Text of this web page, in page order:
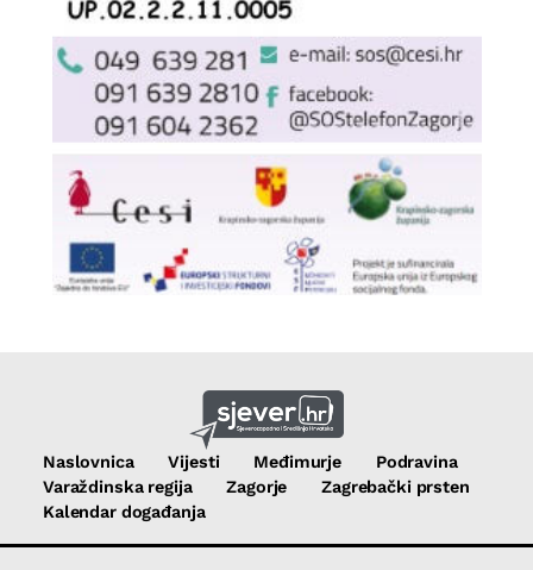
Naslovnica Vijesti Međimurje
Podravina
Varaždinska regija
Zagorje
Zagrebački prsten
Kalendar događanja